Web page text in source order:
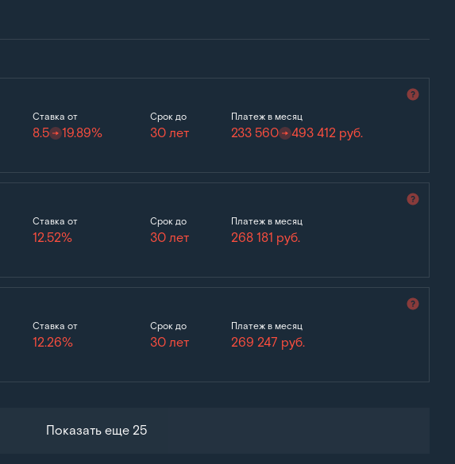
Ставка от
8.5 19.89%
Срок до
30 лет
Платеж в месяц
233 560 493 412 руб.
Ставка от
12.52%
Срок до
30 лет
Платеж в месяц
268 181 руб.
Ставка от
12.26%
Срок до
30 лет
Платеж в месяц
269 247 руб.
Показать еще 25